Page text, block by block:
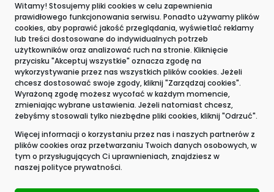
Witamy! Stosujemy pliki cookies w celu zapewnienia
prawidłowego funkcjonowania serwisu. Ponadto używamy plików
cookies, aby poprawić jakość przeglądania, wyświetlać reklamy
lub treści dostosowane do indywidualnych potrzeb
użytkowników oraz analizować ruch na stronie. Kliknięcie
przycisku "Akceptuj wszystkie" oznacza zgodę na
wykorzystywanie przez nas wszystkich plików cookies. Jeżeli
chcesz dostosować swoje zgody, kliknij "Zarządzaj cookies".
Wyrażoną zgodę możesz wycofać w każdym momencie,
zmieniając wybrane ustawienia. Jeżeli natomiast chcesz,
żebyśmy stosowali tylko niezbędne pliki cookies, kliknij "Odrzuć".
Więcej informacji o korzystaniu przez nas i naszych partnerów z
plików cookies oraz przetwarzaniu Twoich danych osobowych, w
tym o przysługujących Ci uprawnieniach, znajdziesz w
naszejpolityce prywatności.
Contact